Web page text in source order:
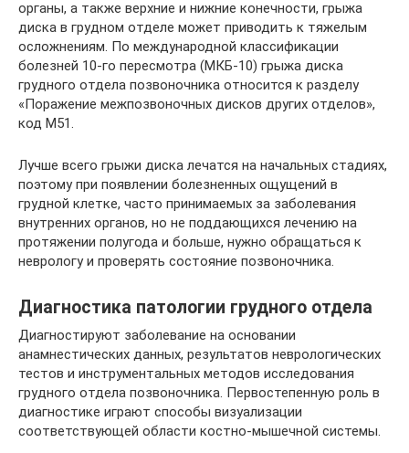
органы, а также верхние и нижние конечности, грыжа
диска в грудном отделе может приводить к тяжелым
осложнениям. По международной классификации
болезней 10-го пересмотра (МКБ-10) грыжа диска
грудного отдела позвоночника относится к разделу
«Поражение межпозвоночных дисков других отделов»,
код M51.
Лучше всего грыжи диска лечатся на начальных стадиях,
поэтому при появлении болезненных ощущений в
грудной клетке, часто принимаемых за заболевания
внутренних органов, но не поддающихся лечению на
протяжении полугода и больше, нужно обращаться к
неврологу и проверять состояние позвоночника.
Диагностика патологии грудного отдела
Диагностируют заболевание на основании
анамнестических данных, результатов неврологических
тестов и инструментальных методов исследования
грудного отдела позвоночника. Первостепенную роль в
диагностике играют способы визуализации
соответствующей области костно-мышечной системы.